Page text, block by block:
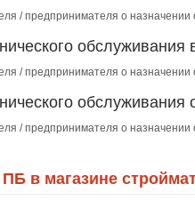
/ предпринимателя о
/ предпринимателя о
обслуживания
/ предпринимателя о
в магазине